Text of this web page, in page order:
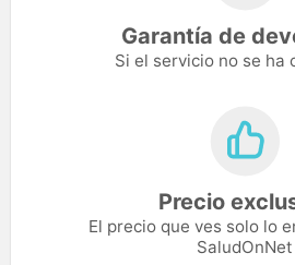
Garantía de
Si el servicio no se ha
Precio
El precio que ves solo lo
SaludOnNet